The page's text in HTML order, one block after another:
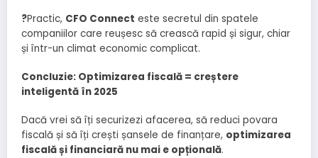
?Practic, CFO Connect este secretul din spatele
companiilor care reușesc să crească rapid și sigur, chiar
și într-un climat economic complicat.
Concluzie: Optimizarea fiscală = creștere
inteligentă în 2025
Dacă vrei să îți securizezi afacerea, să reduci povara
fiscală și să îți crești șansele de finanțare, optimizarea
fiscală și financiară nu mai e opțională.